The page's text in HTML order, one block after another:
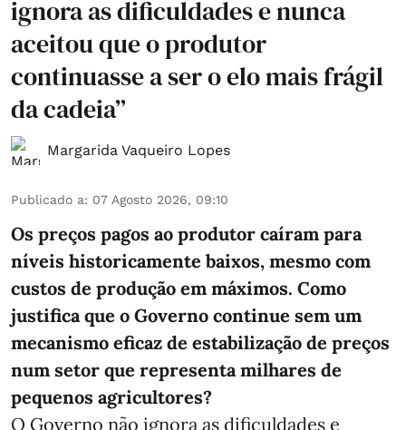
ignora as dificuldades e nunca
aceitou que o produtor
continuasse a ser o elo mais frágil
da cadeia”
Margarida Vaqueiro Lopes
Publicado a: 07 Agosto 2026, 09:10
Os preços pagos ao produtor caíram para
níveis historicamente baixos, mesmo com
custos de produção em máximos. Como
justifica que o Governo continue sem um
mecanismo eficaz de estabilização de preços
num setor que representa milhares de
pequenos agricultores?
O Governo não ignora as dificuldades e